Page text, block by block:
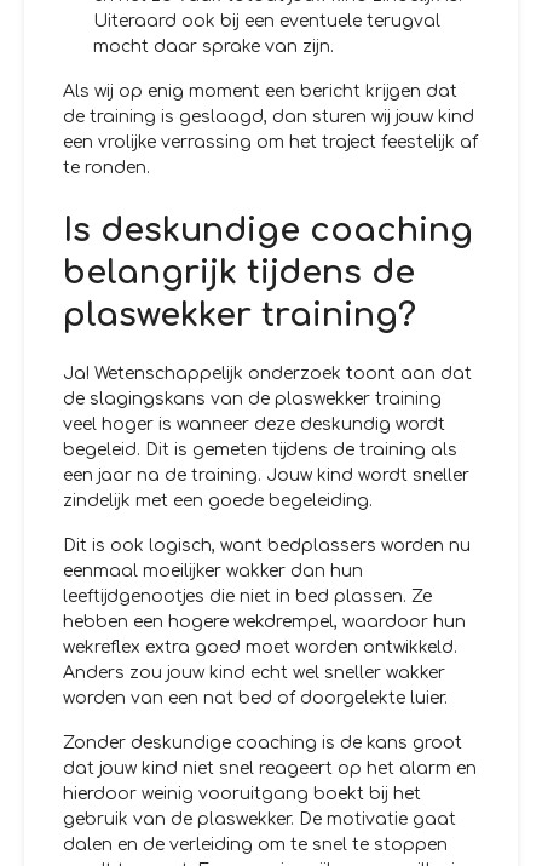
Uiteraard ook bij een eventuele terugval
mocht daar sprake van zijn.
Als wij op enig moment een bericht krijgen dat
de training is geslaagd, dan sturen wij jouw kind
een vrolijke verrassing om het traject feestelijk af
te ronden.
Is deskundige coaching
belangrijk tijdens de
plaswekker training?
Ja! Wetenschappelijk onderzoek toont aan dat
de slagingskans van de plaswekker training
veel hoger is wanneer deze deskundig wordt
begeleid. Dit is gemeten tijdens de training als
een jaar na de training. Jouw kind wordt sneller
zindelijk met een goede begeleiding.
Dit is ook logisch, want bedplassers worden nu
eenmaal moeilijker wakker dan hun
leeftijdgenootjes die niet in bed plassen. Ze
hebben een hogere wekdrempel, waardoor hun
wekreflex extra goed moet worden ontwikkeld.
Anders zou jouw kind echt wel sneller wakker
worden van een nat bed of doorgelekte luier.
Zonder deskundige coaching is de kans groot
dat jouw kind niet snel reageert op het alarm en
hierdoor weinig vooruitgang boekt bij het
gebruik van de plaswekker. De motivatie gaat
dalen en de verleiding om te snel te stoppen